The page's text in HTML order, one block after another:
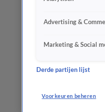
Advertising &
Marketing & Social
Derde partijen lijst
Voorkeuren beheren